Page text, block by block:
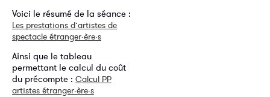
Voici le résumé de la séance :
Les prestations d’artistes de
spectacle étranger·ère·s
Ainsi que le tableau
permettant le calcul du coût
du précompte : Calcul PP
artistes étranger·ère·s